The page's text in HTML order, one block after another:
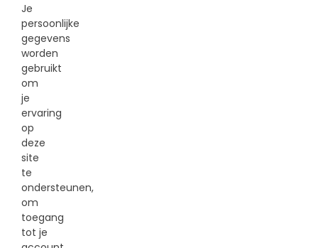
Je
persoonlijke
gegevens
worden
gebruikt
om
je
ervaring
op
deze
site
te
ondersteunen,
om
toegang
tot je